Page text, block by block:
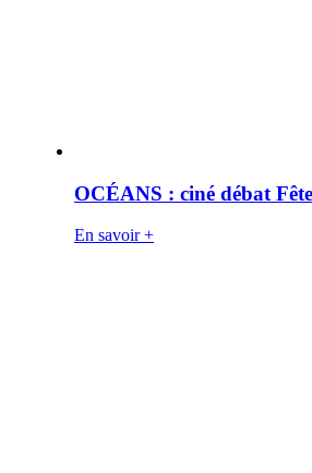
OCÉANS : ciné débat
En savoir +